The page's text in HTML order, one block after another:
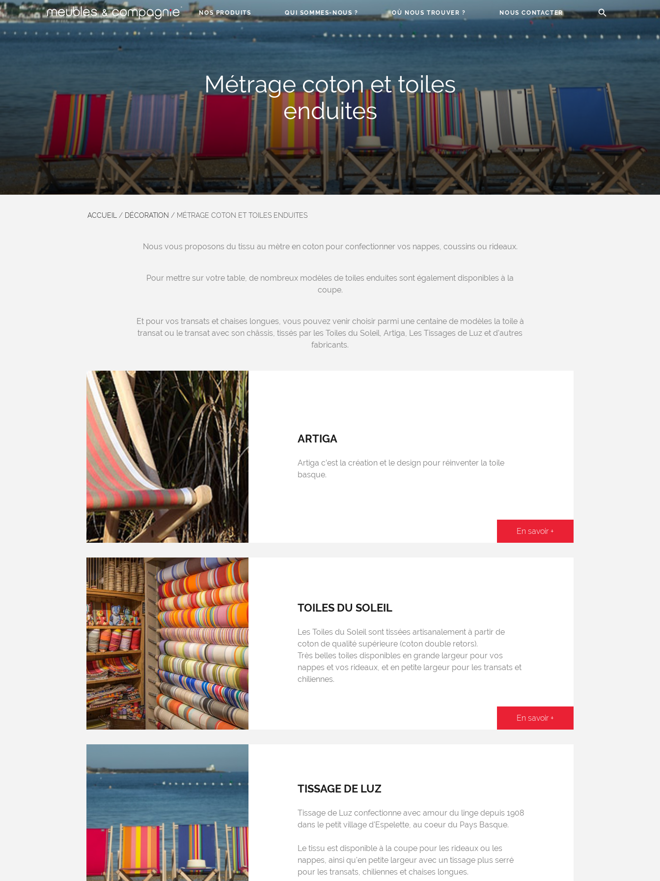
NOS PRODUITS QUI SOMMES-NOUS ? OÙ NOUS TROUVER ? NOUS CONTACTER
Métrage coton et toiles
enduites
ACCUEIL / DÉCORATION / MÉTRAGE COTON ET TOILES ENDUITES
Nous vous proposons du tissu au mètre en coton pour confectionner vos nappes, coussins ou rideaux.
Pour mettre sur votre table, de nombreux modèles de toiles enduites sont également disponibles à la
coupe.
Et pour vos transats et chaises longues, vous pouvez venir choisir parmi une centaine de modèles la toile à
transat ou le transat avec son châssis, tissés par les Toiles du Soleil, Artiga, Les Tissages de Luz et d’autres
fabricants.
ARTIGA
Artiga c’est la création et le design pour réinventer la toile
basque.
En savoir +
TOILES DU SOLEIL
Les Toiles du Soleil sont tissées artisanalement à partir de
coton de qualité supérieure (coton double retors).
Très belles toiles disponibles en grande largeur pour vos
nappes et vos rideaux, et en petite largeur pour les transats et
chiliennes.
En savoir +
TISSAGE DE LUZ
Tissage de Luz confectionne avec amour du linge depuis 1908
dans le petit village d'Espelette, au coeur du Pays Basque.
Le tissu est disponible à la coupe pour les rideaux ou les
nappes, ainsi qu'en petite largeur avec un tissage plus serré
pour les transats, chiliennes et chaises longues.